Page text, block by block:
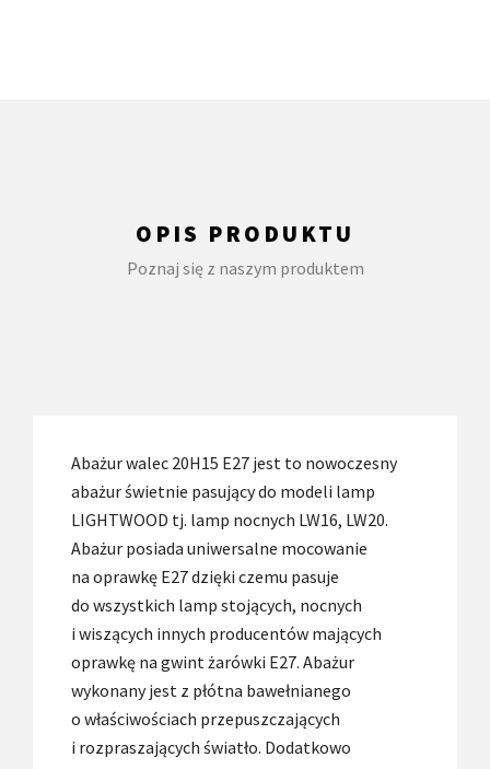
OPIS PRODUKTU
Poznaj się z naszym produktem
Abażur walec 20H15 E27 jest to nowoczesny
abażur świetnie pasujący do modeli lamp
LIGHTWOOD tj. lamp nocnych LW16, LW20.
Abażur posiada uniwersalne mocowanie
na oprawkę E27 dzięki czemu pasuje
do wszystkich lamp stojących, nocnych
i wiszących innych producentów mających
oprawkę na gwint żarówki E27. Abażur
wykonany jest z płótna bawełnianego
o właściwościach przepuszczających
i rozpraszających światło. Dodatkowo